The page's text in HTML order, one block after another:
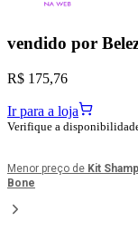
vendido por
R$ 175,76
Ir para a loja
Verifique a
Menor preço de Kit
Bone